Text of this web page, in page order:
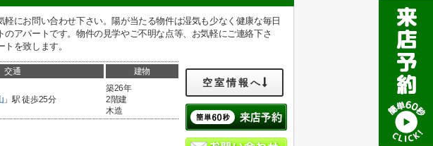
にお問い合わせ下さい。陽が当たる物件は湿気も少なく健康な毎日
アパートです。物件の見学やご不明な点等、お気軽にご連絡下さ
を致します。
交通 建物
」駅 徒歩25分
築26年
2階建
木造
空室情報へ